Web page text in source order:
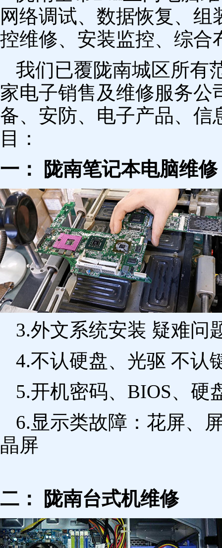
网络调试、数据恢复、
控维修、安装监控、综合
我们已覆陇南城区所有
家电子销售及维修服务公
备、安防、电子产品、信
目：
一： 陇南笔记本电脑维修
3.外文系统安装 疑难问
4.不认硬盘、光驱 不认
5.开机密码、BIOS、硬
6.显示类故障：花屏、
晶屏
二： 陇南台式机维修